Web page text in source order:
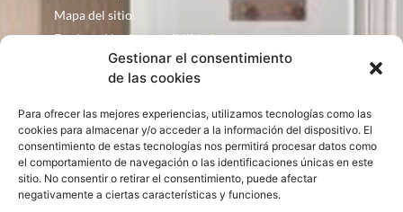
Gestionar el consentimiento
de las cookies
Para ofrecer las mejores experiencias, utilizamos tecnologías como las
cookies para almacenar y/o acceder a la información del dispositivo. El
consentimiento de estas tecnologías nos permitirá procesar datos como
el comportamiento de navegación o las identificaciones únicas en este
sitio. No consentir o retirar el consentimiento, puede afectar
negativamente a ciertas características y funciones.
Mapa del sitio
Declaración de accesibilidad
Contacto
Fontanería Baquero
C/ Justo Zoco, 36 Ejea de los Caballeros
Zaragoza – España
consultas@bqbath.es
693 21 32 44